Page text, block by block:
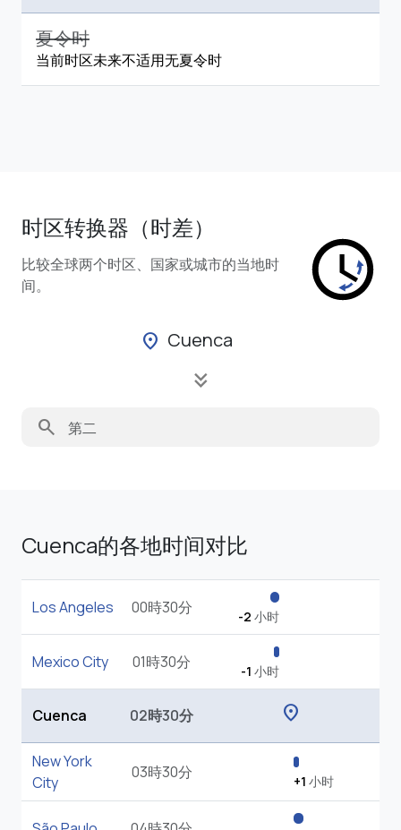
夏令时
当前时区未来不适用无夏令时
时区转换器（时差）
比较全球两个时区、国家或城市的当地时
间。
location_on Cuenca
keyboard_double_arrow_down
search
Cuenca的各地时间对比
Los Angeles 00時30分 -2 小时
Mexico City 01時30分 -1 小时
Cuenca 02時30分 location_on
New York
City
03時30分 +1 小时